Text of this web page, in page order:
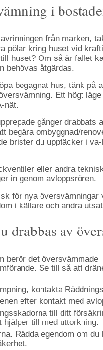
i
från marken,
pölar kring huset vid
huset? Om så är fallet
behövas åtgärdas.
begagnat hus, tänk på
Ett högt
nät.
gånger drabbats
begära ombyggnad/
brister du upptäcker i
eller andra
in genom avloppsrören.
för nya översvämningar
i källare och andra
drabbas av
berör det
Se till så att
kontakta
efter kontakt med
till ditt
hjälper till med uttorkning.
Rädda egendom om